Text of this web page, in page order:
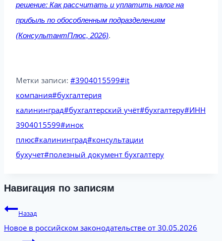
решение: Как рассчитать и уплатить налог на
прибыль по обособленным подразделениям
(КонсультантПлюс, 2026).
Метки записи: #3904015599#it
компания#бухгалтерия
калининград#бухгалтерский учёт#бухгалтеру#ИНН
3904015599#инок
плюс#калининград#консультации
бухучет#полезный документ бухгалтеру
Навигация по записям
Назад
Новое в российском законодательстве от 30.05.2026